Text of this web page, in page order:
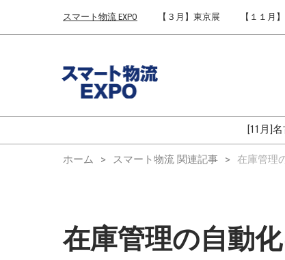
キ
し
to
スマート物流 EXPO 【３月】東京展 【１１月
[11月]
ホーム スマート物流 関連記事 在庫管理
在庫管理の自動